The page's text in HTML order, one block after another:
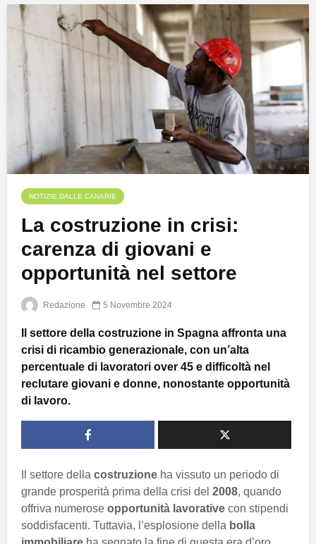
NOTIZIE DALLE CANARIE
La costruzione in crisi:
carenza di giovani e
opportunità nel settore
Redazione 5 Novembre 2024
Il settore della costruzione in Spagna affronta una
crisi di ricambio generazionale, con un’alta
percentuale di lavoratori over 45 e difficoltà nel
reclutare giovani e donne, nonostante opportunità
di lavoro.
Il settore della costruzione ha vissuto un periodo di
grande prosperità prima della crisi del 2008, quando
offriva numerose opportunità lavorative con stipendi
soddisfacenti. Tuttavia, l’esplosione della bolla